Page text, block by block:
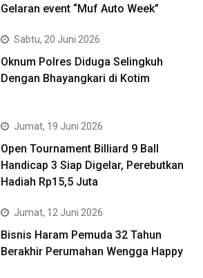
Gelaran event “Muf Auto Week”
Sabtu, 20 Juni 2026
Oknum Polres Diduga Selingkuh
Dengan Bhayangkari di Kotim
Jumat, 19 Juni 2026
Open Tournament Billiard 9 Ball
Handicap 3 Siap Digelar, Perebutkan
Hadiah Rp15,5 Juta
Jumat, 12 Juni 2026
Bisnis Haram Pemuda 32 Tahun
Berakhir Perumahan Wengga Happy